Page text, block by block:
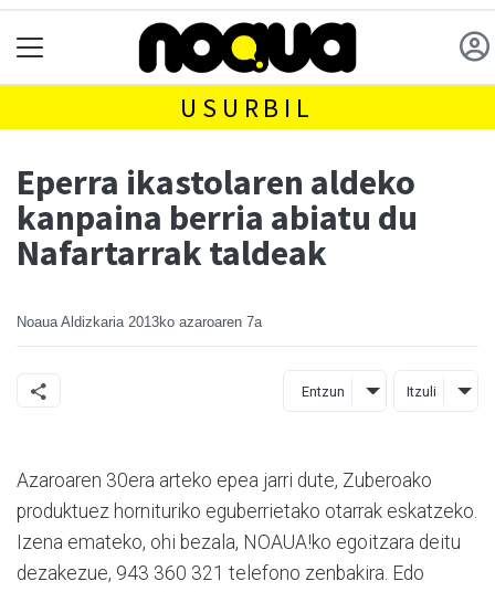
USURBIL
Eperra ikastolaren aldeko
kanpaina berria abiatu du
Nafartarrak taldeak
Noaua Aldizkaria 2013ko azaroaren 7a
Entzun Itzuli
Azaroaren 30era arteko epea jarri dute, Zuberoako
produktuez hornituriko eguberrietako otarrak eskatzeko.
Izena emateko, ohi bezala, NOAUA!ko egoitzara deitu
dezakezue, 943 360 321 telefono zenbakira. Edo